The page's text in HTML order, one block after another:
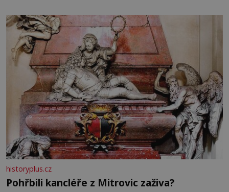
se na koloběžce a den zakončit poznáváním památek ve
Velkých Losinách nebo v termálním
historyplus.cz
Pohřbili kancléře z Mitrovic zaživa?